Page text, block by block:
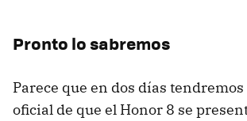
Pronto lo sabremos
Parece que en dos días
oficial de que el Honor 8 se